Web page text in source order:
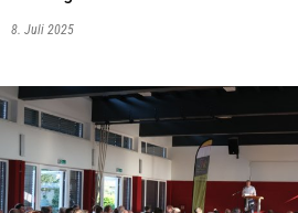
8. Juli 2025